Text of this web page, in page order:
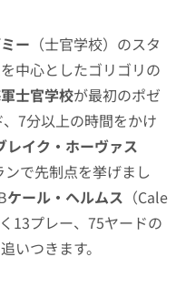
ー （士官学校）のスタ
中心としたゴリゴリの
士官学校が最初のポゼ
7分以上の時間をかけ
レイク・ホーヴァス
で先制点を挙げまし
ケール・ヘルムス （Cale
13プレー、75ヤードの
いつきます。